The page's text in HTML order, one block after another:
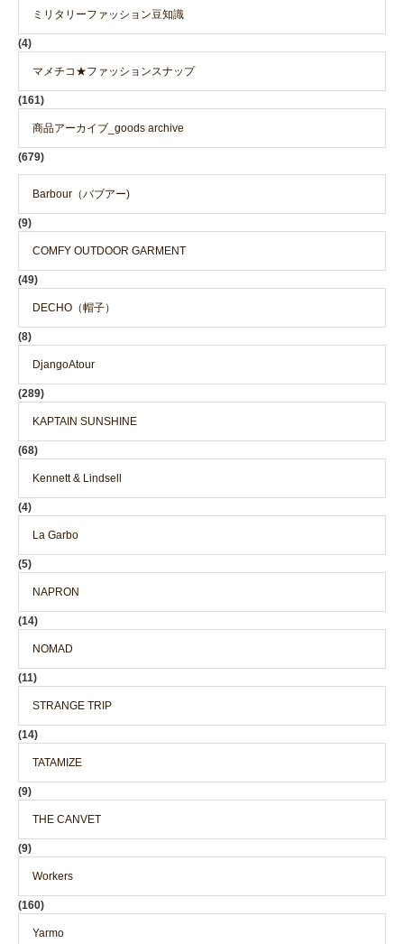
ミリタリーファッション豆知識
(4)
マメチコ★ファッションスナップ
(161)
商品アーカイブ_goods archive
(679)
Barbour（バブアー)
(9)
COMFY OUTDOOR GARMENT
(49)
DECHO（帽子）
(8)
DjangoAtour
(289)
KAPTAIN SUNSHINE
(68)
Kennett & Lindsell
(4)
La Garbo
(5)
NAPRON
(14)
NOMAD
(11)
STRANGE TRIP
(14)
TATAMIZE
(9)
THE CANVET
(9)
Workers
(160)
Yarmo